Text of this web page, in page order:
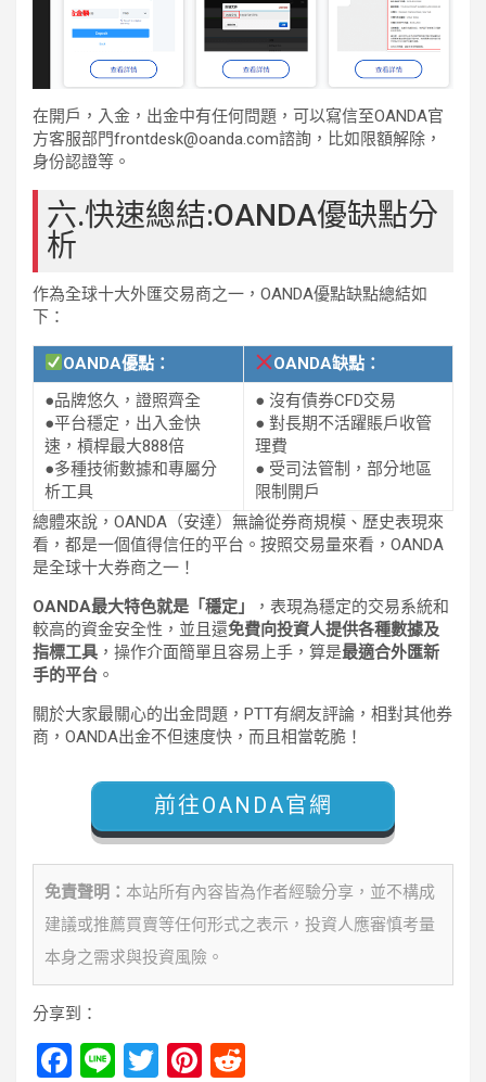
在開戶，入金，出金中有任何問題，可以寫信至OANDA官
方客服部門frontdesk@oanda.com諮詢，比如限額解除，
身份認證等。
六.快速總結:OANDA優缺點分
析
作為全球十大外匯交易商之一，OANDA優點缺點總結如
下：
OANDA優點：
OANDA缺點：
●品牌悠久，證照齊全
●平台穩定，出入金快
速，槓桿最大888倍
●多種技術數據和專屬分
析工具
● 沒有債券CFD交易
● 對長期不活躍賬戶收管
理費
● 受司法管制，部分地區
限制開戶
總體來說，OANDA（安達）無論從券商規模、歷史表現來
看，都是一個值得信任的平台。按照交易量來看，OANDA
是全球十大券商之一！
OANDA最大特色就是「穩定」
，表現為穩定的交易系統和
較高的資金安全性，並且還免費向投資人提供各種數據及
指標工具 ，操作介面簡單且容易上手，算是最適合外匯新
手的平台 。
關於大家最關心的出金問題，PTT有網友評論，相對其他券
商，OANDA出金不但速度快，而且相當乾脆！
前往OANDA官網
免責聲明： 本站所有內容皆為作者經驗分享，並不構成
建議或推薦買賣等任何形式之表示，投資人應審慎考量
本身之需求與投資風險。
分享到：
F
Li
T
Pi